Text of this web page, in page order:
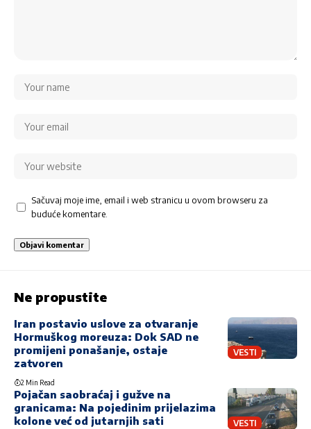
Sačuvaj moje ime, email i web stranicu u ovom browseru za
buduće komentare.
Ne propustite
VESTI
Iran postavio uslove za otvaranje
Hormuškog moreuza: Dok SAD ne
promijeni ponašanje, ostaje
zatvoren
2 Min Read
VESTI
Pojačan saobraćaj i gužve na
granicama: Na pojedinim prijelazima
kolone već od jutarnjih sati